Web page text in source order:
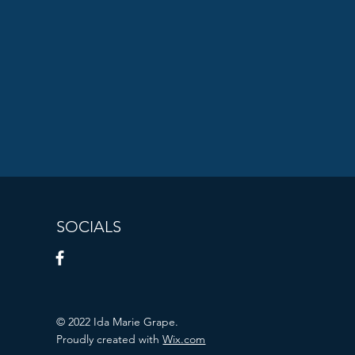
SOCIALS
© 2022 Ida Marie Grape.
Proudly created withWix.com